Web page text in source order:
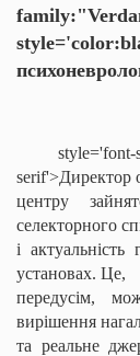
style='font-
serif'>Директор
центру
селекторного
і
установах. Це,
передусім,
вирішення
та реальне